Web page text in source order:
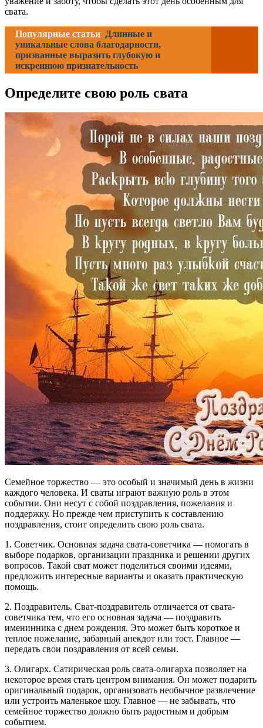
свата.
Популярные статьи Длинные и
уникальные слова благодарности,
призванные выразить глубокую и
искреннюю признательность
Определите свою роль свата
Семейное торжество — это особый и значимый день в жизни
каждого человека. И сваты играют важную роль в этом
событии. Они несут с собой поздравления, пожелания и
поддержку. Но прежде чем приступить к составлению
поздравления, стоит определить свою роль свата.
1. Советчик. Основная задача свата-советчика — помогать в
выборе подарков, организации праздника и решении других
вопросов. Такой сват может поделиться своими идеями,
предложить интересные варианты и оказать практическую
помощь.
2. Поздравитель. Сват-поздравитель отличается от свата-
советчика тем, что его основная задача — поздравить
именинника с днем рождения. Это может быть короткое и
теплое пожелание, забавный анекдот или тост. Главное —
передать свои поздравления от всей семьи.
3. Олигарх. Сатирическая роль свата-олигарха позволяет на
некоторое время стать центром внимания. Он может подарить
оригинальный подарок, организовать необычное развлечение
или устроить маленькое шоу. Главное — не забывать, что
семейное торжество должно быть радостным и добрым
событием.